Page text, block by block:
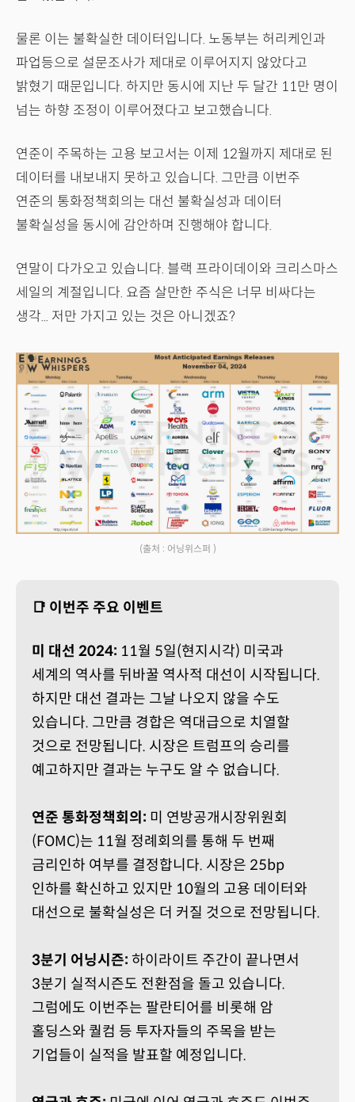
물론 이는 불확실한 데이터입니다. 노동부는 허리케인과
파업등으로 설문조사가 제대로 이루어지지 않았다고
밝혔기 때문입니다. 하지만 동시에 지난 두 달간 11만 명이
넘는 하향 조정이 이루어졌다고 보고했습니다.
연준이 주목하는 고용 보고서는 이제 12월까지 제대로 된
데이터를 내보내지 못하고 있습니다. 그만큼 이번주
연준의 통화정책회의는 대선 불확실성과 데이터
불확실성을 동시에 감안하며 진행해야 합니다.
연말이 다가오고 있습니다. 블랙 프라이데이와 크리스마스
세일의 계절입니다. 요즘 살만한 주식은 너무 비싸다는
생각... 저만 가지고 있는 것은 아니겠죠?
(출처 : 어닝위스퍼 )
📑 이번주 주요 이벤트
미 대선 2024: 11월 5일(현지시각) 미국과
세계의 역사를 뒤바꿀 역사적 대선이 시작됩니다.
하지만 대선 결과는 그날 나오지 않을 수도
있습니다. 그만큼 경합은 역대급으로 치열할
것으로 전망됩니다. 시장은 트럼프의 승리를
예고하지만 결과는 누구도 알 수 없습니다.
연준 통화정책회의: 미 연방공개시장위원회
(FOMC)는 11월 정례회의를 통해 두 번째
금리인하 여부를 결정합니다. 시장은 25bp
인하를 확신하고 있지만 10월의 고용 데이터와
대선으로 불확실성은 더 커질 것으로 전망됩니다.
3분기 어닝시즌: 하이라이트 주간이 끝나면서
3분기 실적시즌도 전환점을 돌고 있습니다.
그럼에도 이번주는 팔란티어를 비롯해 암
홀딩스와 퀄컴 등 투자자들의 주목을 받는
기업들이 실적을 발표할 예정입니다.